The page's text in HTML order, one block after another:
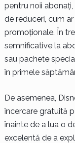
pentru noii
de reduceri, cum
promoționale. În
semnificative la
sau pachete
în primele
De asemenea,
încercare gratuită
înainte de a lua o
excelentă de a